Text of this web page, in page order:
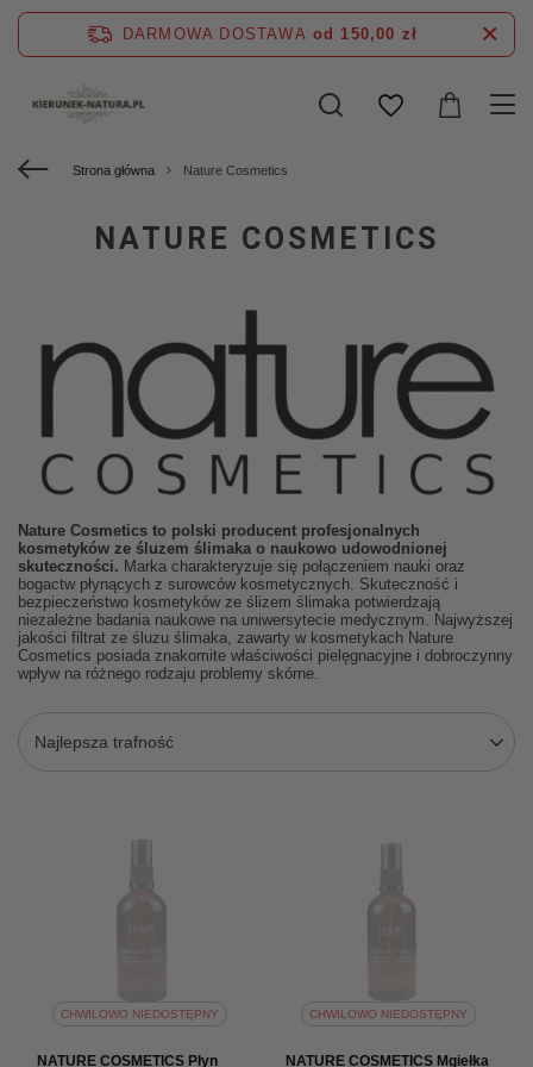
DARMOWA DOSTAWA od 150,00 zł
Strona główna Nature Cosmetics
NATURE COSMETICS
Nature Cosmetics to polski producent profesjonalnych
kosmetyków ze śluzem ślimaka o naukowo udowodnionej
skuteczności. Marka charakteryzuje się połączeniem nauki oraz
bogactw płynących z surowców kosmetycznych. Skuteczność i
bezpieczeństwo kosmetyków ze ślizem ślimaka potwierdzają
niezależne badania naukowe na uniwersytecie medycznym. Najwyższej
jakości filtrat ze śluzu ślimaka, zawarty w kosmetykach Nature
Cosmetics posiada znakomite właściwości pielęgnacyjne i dobroczynny
wpływ na różnego rodzaju problemy skórne.
Najlepsza trafność
CHWILOWO NIEDOSTĘPNY
NATURE COSMETICS Płyn
CHWILOWO NIEDOSTĘPNY
NATURE COSMETICS Mgiełka